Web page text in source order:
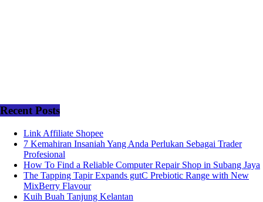
Recent Posts
Link Affiliate Shopee
7 Kemahiran Insaniah Yang Anda Perlukan Sebagai Trader
Profesional
How To Find a Reliable Computer Repair Shop in Subang Jaya
The Tapping Tapir Expands gutC Prebiotic Range with New
MixBerry Flavour
Kuih Buah Tanjung Kelantan